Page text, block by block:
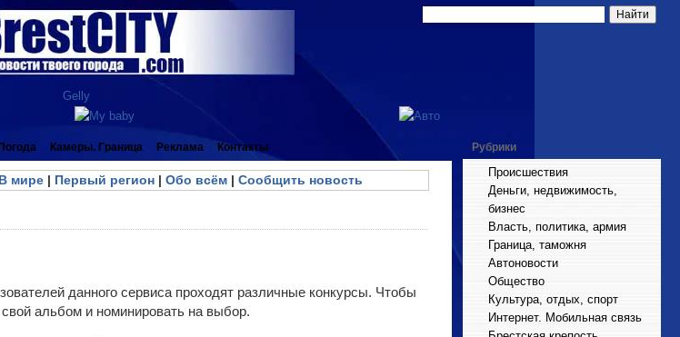
Погода Камеры. Граница Реклама Контакты
В мире| Первый регион| Обо всём| Сообщить новость
данного сервиса проходят различные конкурсы. Чтобы
свой альбом и номинировать на выбор.
Рубрики
Происшествия
Деньги, недвижимость,
бизнес
Власть, политика, армия
Граница, таможня
Автоновости
Общество
Культура, отдых, спорт
Интернет. Мобильная связь